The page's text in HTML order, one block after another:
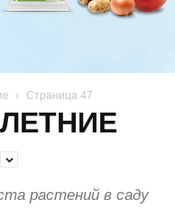
Страница 47
растений в саду